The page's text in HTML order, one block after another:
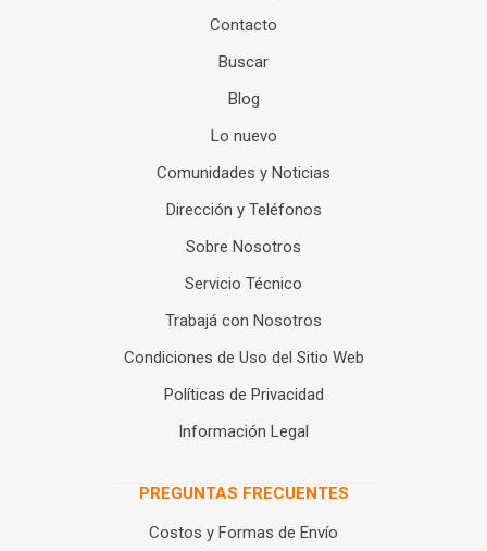
Contacto
Buscar
Blog
Lo nuevo
Comunidades y Noticias
Dirección y Teléfonos
Sobre Nosotros
Servicio Técnico
Trabajá con Nosotros
Condiciones de Uso del Sitio Web
Políticas de Privacidad
Información Legal
PREGUNTAS FRECUENTES
Costos y Formas de Envío